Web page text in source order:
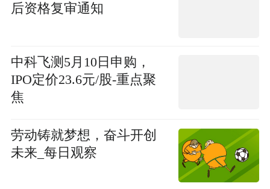
后资格复审通知
中科飞测5月10日申购，
IPO定价23.6元/股-重点聚
焦
劳动铸就梦想，奋斗开创
未来_每日观察